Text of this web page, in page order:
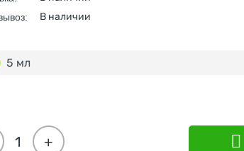
В наличии
5 мл
+